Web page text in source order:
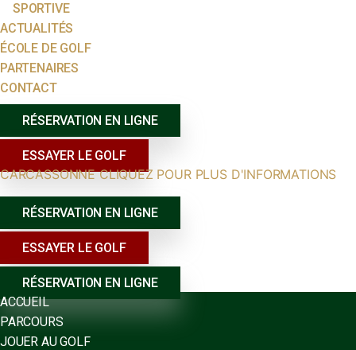
SPORTIVE
ACTUALITÉS
ÉCOLE DE GOLF
PARTENAIRES
CONTACT
RÉSERVATION EN LIGNE
ESSAYER LE GOLF
CARCASSONNE CLIQUEZ POUR PLUS D'INFORMATIONS
RÉSERVATION EN LIGNE
ESSAYER LE GOLF
RÉSERVATION EN LIGNE
ACCUEIL
PARCOURS
JOUER AU GOLF